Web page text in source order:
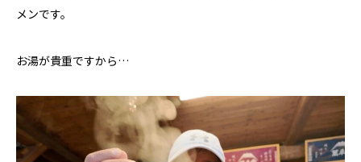
メンです。
お湯が貴重ですから…